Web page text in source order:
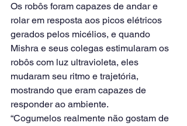
Os robôs foram capazes de andar e
rolar em resposta aos picos elétricos
gerados pelos micélios, e quando
Mishra e seus colegas estimularam os
robôs com luz ultravioleta, eles
mudaram seu ritmo e trajetória,
mostrando que eram capazes de
responder ao ambiente.
“Cogumelos realmente não gostam de